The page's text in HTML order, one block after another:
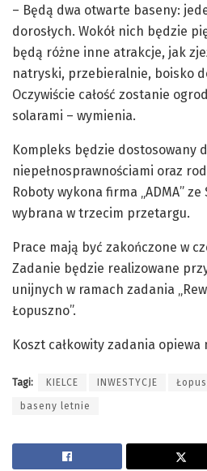
– Będą dwa otwarte baseny:
dorosłych. Wokół nich będzie
będą różne inne atrakcje, jak
natryski, przebieralnie, boisko
Oczywiście całość zostanie
solarami – wymienia.
Kompleks będzie dostosowany
niepełnosprawnościami oraz
Roboty wykona firma „ADMA”
wybrana w trzecim przetargu.
Prace mają być zakończone w
Zadanie będzie realizowane
unijnych w ramach zadania
Łopuszno”.
Koszt całkowity zadania opiewa
Tagi: KIELCE INWESTYCJE
baseny letnie